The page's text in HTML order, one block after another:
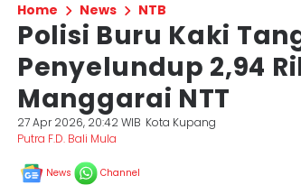
Home News NTB
Polisi Buru Kaki
Penyelundup 2,94
Manggarai NTT
27 Apr 2026, 20:42 WIB Kota Kupang
Putra F.D. Bali Mula
News Channel